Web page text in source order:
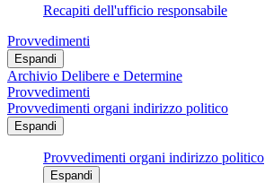
Recapiti dell'ufficio responsabile
Provvedimenti
Espandi
Archivio Delibere e Determine
Provvedimenti
Provvedimenti organi indirizzo politico
Espandi
Provvedimenti organi indirizzo politico
Espandi